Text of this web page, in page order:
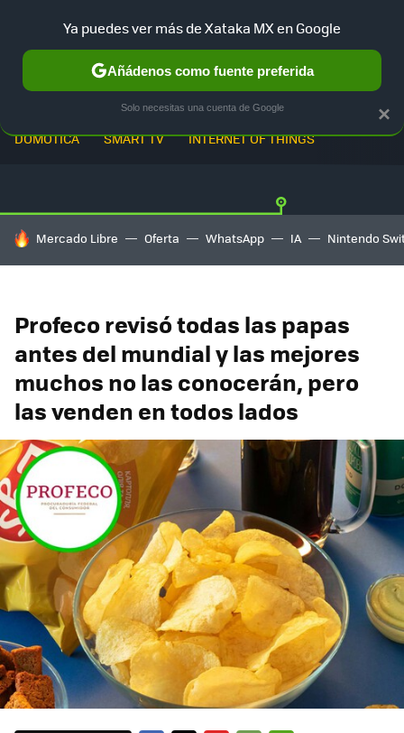
DOMÓTICA SMART TV INTERNET OF THINGS
HOY SE HABLA DE
Mercado Libre Oferta WhatsApp IA Nintendo
Profeco revisó todas las papas
antes del mundial y las mejores
muchos no las conocerán, pero
las venden en todos lados
×
Ya puedes ver más de Xataka MX en Google
Añádenos como fuente preferida
Solo necesitas una cuenta de Google